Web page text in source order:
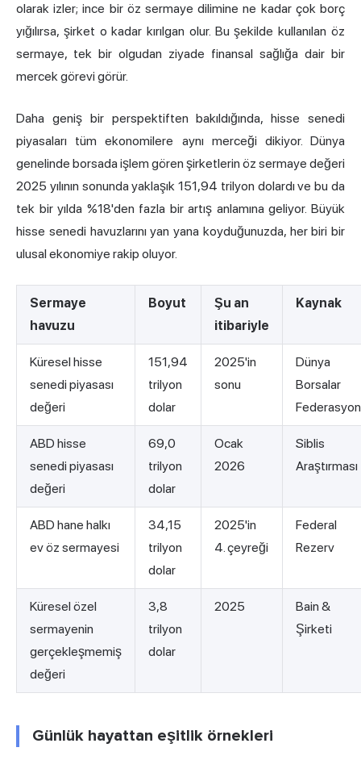
olarak izler; ince bir öz sermaye dilimine ne kadar çok borç
yığılırsa, şirket o kadar kırılgan olur. Bu şekilde kullanılan öz
sermaye, tek bir olgudan ziyade finansal sağlığa dair bir
mercek görevi görür.
Daha geniş bir perspektiften bakıldığında, hisse senedi
piyasaları tüm ekonomilere aynı merceği dikiyor. Dünya
genelinde borsada işlem gören şirketlerin öz sermaye değeri
2025 yılının sonunda yaklaşık 151,94 trilyon dolardı ve bu da
tek bir yılda %18'den fazla bir artış anlamına geliyor. Büyük
hisse senedi havuzlarını yan yana koyduğunuzda, her biri bir
ulusal ekonomiye rakip oluyor.
Sermaye
havuzu
Boyut
Şu an
itibariyle
Kaynak
Küresel hisse
senedi piyasası
değeri
151,94
trilyon
dolar
2025'in
sonu
Dünya
Borsalar
ABD hisse
senedi piyasası
değeri
69,0
trilyon
dolar
Ocak
2026
Siblis
Araştırması
ABD hane halkı
ev öz sermayesi
34,15
trilyon
dolar
2025'in
4. çeyreği
Federal
Rezerv
Küresel özel
sermayenin
gerçekleşmemiş
değeri
3,8
trilyon
dolar
2025
Bain &
Şirketi
Günlük hayattan eşitlik örnekleri